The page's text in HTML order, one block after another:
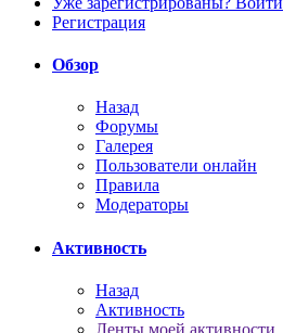
Регистрация
Обзор
Назад
Форумы
Галерея
Пользователи онлайн
Правила
Модераторы
Активность
Назад
Активность
Ленты моей активности